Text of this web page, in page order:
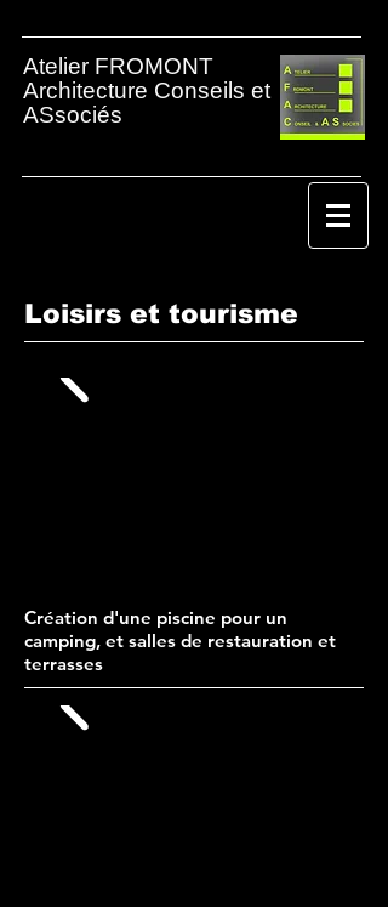
Atelier FROMONT
Architecture Conseils et
ASsociés
Loisirs et tourisme
Création d'une piscine pour un
camping, et salles de restauration et
terrasses